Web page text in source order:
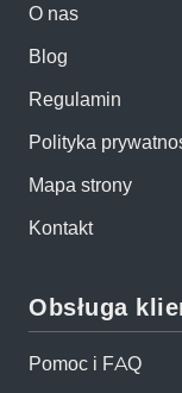
O nas
Blog
Regulamin
Polityka
Mapa strony
Kontakt
Obsługa
Pomoc i FAQ